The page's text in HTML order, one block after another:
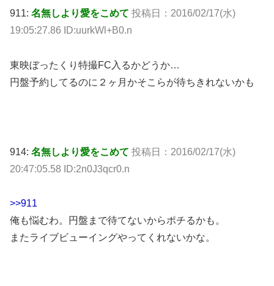
911: 名無しより愛をこめて 投稿日：2016/02/17(水)
19:05:27.86 ID:uurkWl+B0.n
東映ぼったくり特撮FC入るかどうか…
円盤予約してるのに２ヶ月かそこらが待ちきれないかも
914: 名無しより愛をこめて 投稿日：2016/02/17(水)
20:47:05.58 ID:2n0J3qcr0.n
>>911
俺も悩むわ。円盤まで待てないからポチるかも。
またライブビューイングやってくれないかな。